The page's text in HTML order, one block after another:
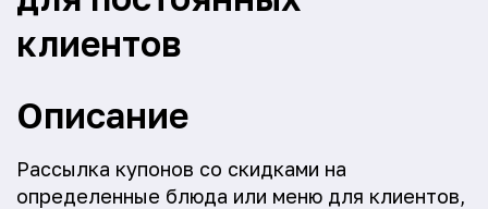
клиентов
Описание
Рассылка купонов со скидками на
определенные блюда или меню для клиентов,